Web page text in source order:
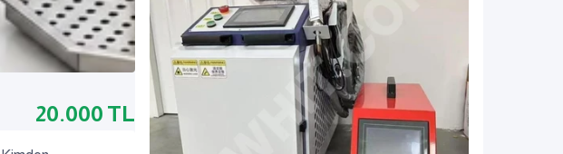
20.000 TL